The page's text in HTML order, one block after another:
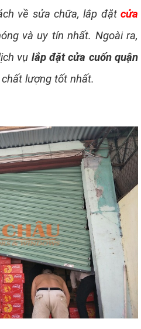
về sửa chữa, lắp đặt cửa
và uy tín nhất. Ngoài ra,
vụ lắp đặt cửa cuốn quận
lượng tốt nhất.